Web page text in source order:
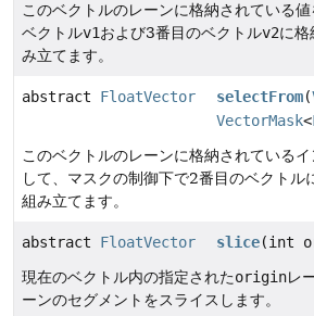
このベクトルのレーンに格納されている
ベクトルv1および3番目のベクトルv2に格
み立てます。
abstract FloatVector selectFrom(
VectorMask<
このベクトルのレーンに格納されている
して、マスクの制御下で2番目のベクトル
組み立てます。
abstract FloatVector slice(int
現在のベクトル内の指定されたoriginレ
ーンのセグメントをスライスします。